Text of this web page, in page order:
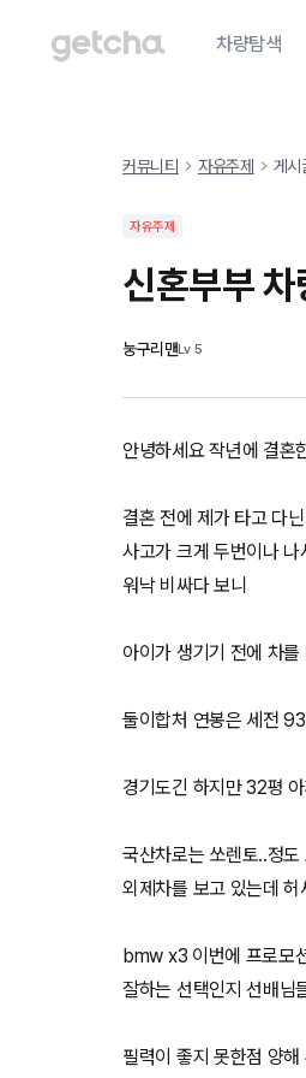
차량탐색
커뮤니티 자유주제 게시
자유주제
신혼부부
눙구리맨Lv 5
안녕하세요 작년에 결혼
결혼 전에 제가 타고 다
사고가 크게 두번이나
워낙 비싸다 보니
아이가 생기기 전에 차를
둘이합처 연봉은 세전
경기도긴 하지만 32평
국산차로는 쏘렌토..정
외제차를 보고 있는데 허
bmw x3 이번에 프로모
잘하는 선택인지 선배님
필력이 좋지 못한점 양